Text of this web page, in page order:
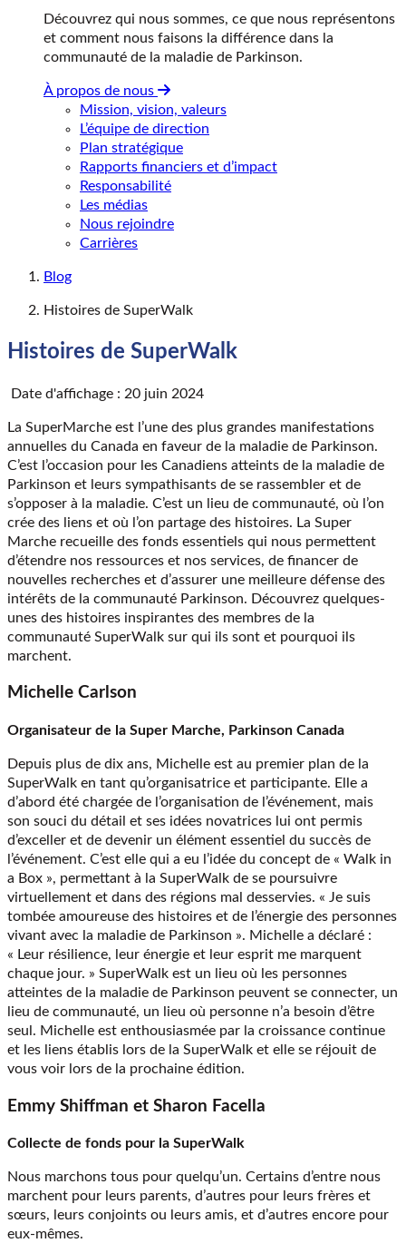
Découvrez qui nous sommes, ce que nous représentons
et comment nous faisons la différence dans la
communauté de la maladie de Parkinson.
À propos de nous
Mission, vision, valeurs
L’équipe de direction
Plan stratégique
Rapports financiers et d’impact
Responsabilité
Les médias
Nous rejoindre
Carrières
Blog
Histoires de SuperWalk
Histoires de SuperWalk
Date d'affichage : 20 juin 2024
La SuperMarche est l’une des plus grandes manifestations
annuelles du Canada en faveur de la maladie de Parkinson.
C’est l’occasion pour les Canadiens atteints de la maladie de
Parkinson et leurs sympathisants de se rassembler et de
s’opposer à la maladie. C’est un lieu de communauté, où l’on
crée des liens et où l’on partage des histoires. La Super
Marche recueille des fonds essentiels qui nous permettent
d’étendre nos ressources et nos services, de financer de
nouvelles recherches et d’assurer une meilleure défense des
intérêts de la communauté Parkinson. Découvrez quelques-
unes des histoires inspirantes des membres de la
communauté SuperWalk sur qui ils sont et pourquoi ils
marchent.
Michelle Carlson
Organisateur de la Super Marche, Parkinson Canada
Depuis plus de dix ans, Michelle est au premier plan de la
SuperWalk en tant qu’organisatrice et participante. Elle a
d’abord été chargée de l’organisation de l’événement, mais
son souci du détail et ses idées novatrices lui ont permis
d’exceller et de devenir un élément essentiel du succès de
l’événement. C’est elle qui a eu l’idée du concept de « Walk in
a Box », permettant à la SuperWalk de se poursuivre
virtuellement et dans des régions mal desservies. « Je suis
tombée amoureuse des histoires et de l’énergie des personnes
vivant avec la maladie de Parkinson ». Michelle a déclaré :
« Leur résilience, leur énergie et leur esprit me marquent
chaque jour. » SuperWalk est un lieu où les personnes
atteintes de la maladie de Parkinson peuvent se connecter, un
lieu de communauté, un lieu où personne n’a besoin d’être
seul. Michelle est enthousiasmée par la croissance continue
et les liens établis lors de la SuperWalk et elle se réjouit de
vous voir lors de la prochaine édition.
Emmy Shiffman et Sharon Facella
Collecte de fonds pour la SuperWalk
Nous marchons tous pour quelqu’un. Certains d’entre nous
marchent pour leurs parents, d’autres pour leurs frères et
sœurs, leurs conjoints ou leurs amis, et d’autres encore pour
eux-mêmes.